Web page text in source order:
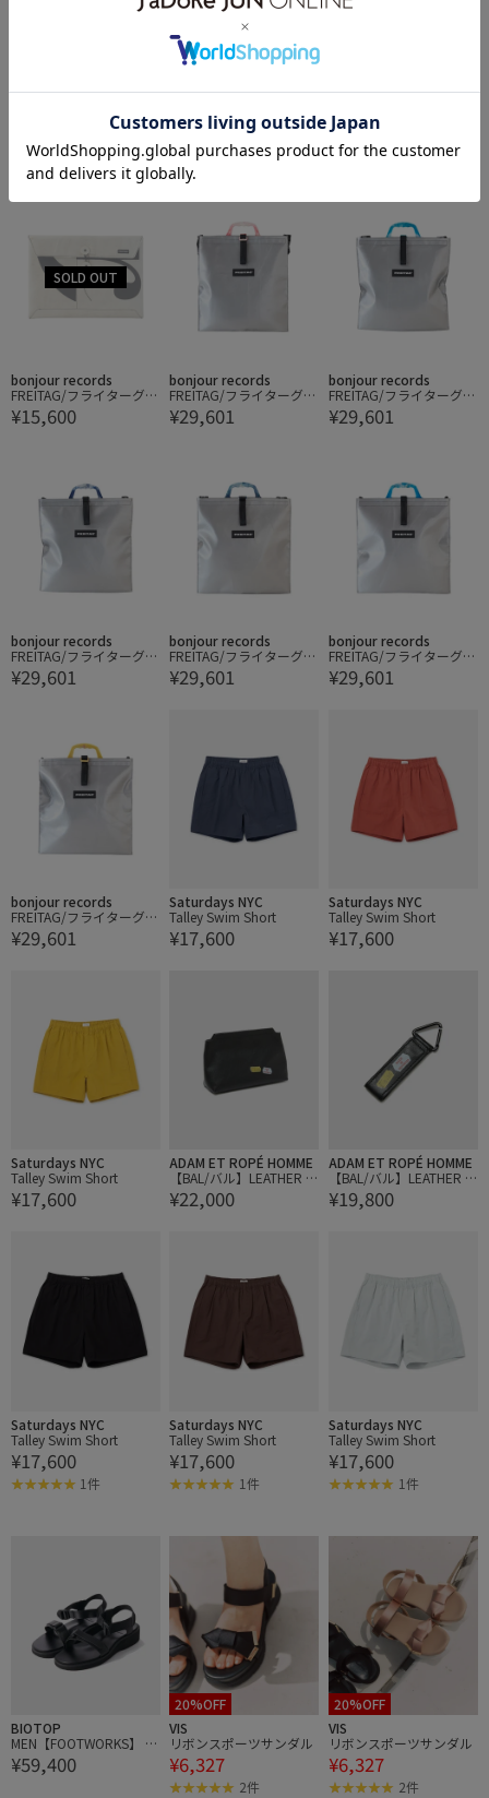
bonjour records
FREITAG/フライターグ F
411 SLEEVE for Laptop
13/14 PADDED LAPTOP
¥15,600
bonjour records
FREITAG/フライターグ F
411 SLEEVE for Laptop
13/14 PADDED LAPTOP
ENVELOPE
¥15,600
bonjour records
FREITAG/フライターグ F
411 SLEEVE for Laptop
¥15,600
bonjour records
FREITAG/フライターグ F
411 SLEEVE for Laptop
13/14 PADDED LAPTOP
¥15,600
bonjour records
FREITAG/フライターグ C
OOL BAG
¥29,601
bonjour records
FREITAG/フライターグ C
OOL BAG
¥29,601
bonjour records
FREITAG/フライターグ C
OOL BAG
¥29,601
bonjour records
FREITAG/フライターグ C
OOL BAG
¥29,601
bonjour records
FREITAG/フライターグ C
OOL BAG
¥29,601
bonjour records
FREITAG/フライターグ C
OOL BAG
¥29,601
Saturdays NYC
Talley Swim Short
¥17,600
Saturdays NYC
Talley Swim Short
¥17,600
Saturdays NYC
Talley Swim Short
¥17,600
ADAM ET ROPÉ HOMME
【BAL/バル】LEATHER P
OUCH CASE
¥22,000
ADAM ET ROPÉ HOMME
【BAL/バル】LEATHER K
EY CASE
¥19,800
Saturdays NYC
Talley Swim Short
¥17,600
1件
Saturdays NYC
Talley Swim Short
¥17,600
1件
Saturdays NYC
Talley Swim Short
¥17,600
1件
BIOTOP
MEN【FOOTWORKS】 N
ew Sandals with Velcro
Straps in Smooth Leathe
¥59,400
20%OFF
VIS
リボンスポーツサンダル
¥6,327
2件
20%OFF
VIS
リボンスポーツサンダル
¥6,327
2件